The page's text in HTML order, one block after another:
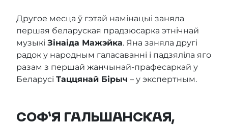
Другое месца ў гэтай намінацыі заняла
першая беларуская прадзюсарка этнічнай
музыкі Зінаіда Мажэйка. Яна заняла другі
радок у народным галасаванні і падзяліла яго
разам з першай жанчынай-прафесаркай у
Беларусі Таццянай Бірыч – у экспертным.
СОФ’Я ГАЛЬШАНСКАЯ,